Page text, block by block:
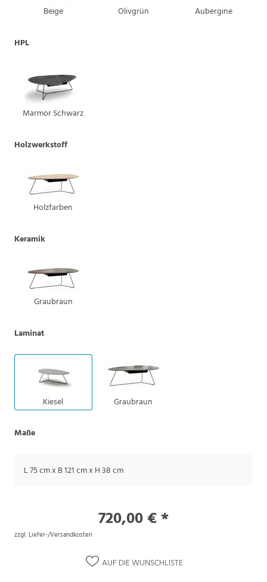
Beige Olivgrün Aubergine
HPL
Marmor Schwarz
Holzwerkstoff
Holzfarben
Keramik
Graubraun
Laminat
Kiesel Graubraun
Maße
L 75 cm x B 121 cm x H 38 cm
720,00 € *
zzgl. Liefer-/Versandkosten
AUF DIE WUNSCHLISTE